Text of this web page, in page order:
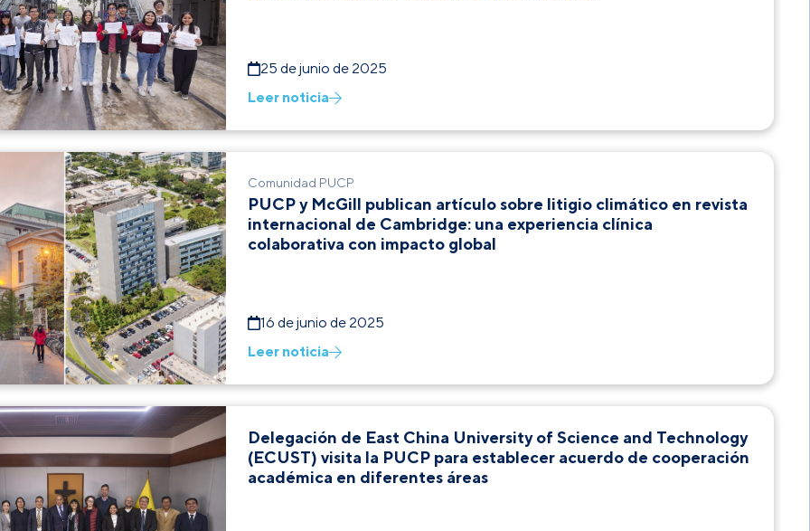
25 de junio de 2025
Leer noticia
Comunidad PUCP
PUCP y McGill publican artículo sobre litigio climático en revista
internacional de Cambridge: una experiencia clínica
colaborativa con impacto global
16 de junio de 2025
Leer noticia
Delegación de East China University of Science and Technology
(ECUST) visita la PUCP para establecer acuerdo de cooperación
académica en diferentes áreas